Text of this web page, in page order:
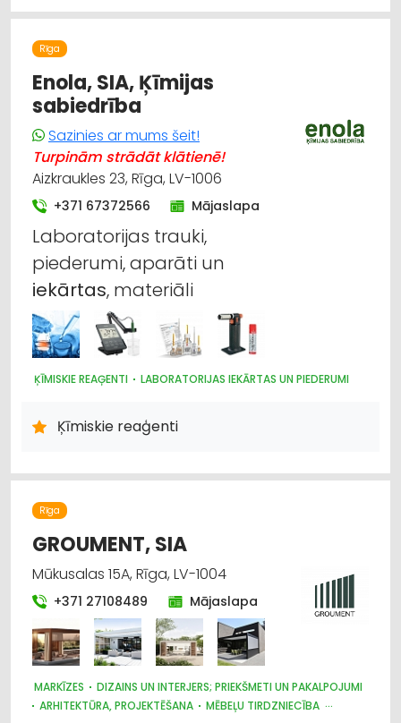
LAUKSAIMNIECĪBAS PAKALPOJUMI
TIRDZNIECĪBA
LAUKSAIMNIECĪBAS TEHNIKAS UN TRAKTORTEHNIKAS REZERVES
DAĻAS
LAUKSAIMNIECĪBAS TEHNIKAS UN TRAKTORTEHNIKAS
LABOŠANA, REMONTS
KOKAPSTRĀDE
SADZĪVES TEHNIKAS TIRDZNIECĪBA
SADZĪVES TEHNIKAS VAIRUMTIRDZNIECĪBA
MEDICĪNAS TEHNIKA, INSTRUMENTI, PRECES UN PIEDERUMI
Rīga
Enola, SIA, Ķīmijas
sabiedrība
Sazinies ar mums šeit!
Turpinām strādāt klātienē!
Aizkraukles 23, Rīga, LV-1006
+371 67372566 Mājaslapa
Laboratorijas trauki,
piederumi, aparāti un
iekārtas, materiāli
ĶĪMISKIE REAĢENTI LABORATORIJAS IEKĀRTAS UN PIEDERUMI
Ķīmiskie reaģenti
Rīga
GROUMENT, SIA
Mūkusalas 15A, Rīga, LV-1004
+371 27108489 Mājaslapa
MARKĪZES
DIZAINS UN INTERJERS; PRIEKŠMETI UN PAKALPOJUMI
ARHITEKTŪRA, PROJEKTĒŠANA
MĒBEĻU TIRDZNIECĪBA